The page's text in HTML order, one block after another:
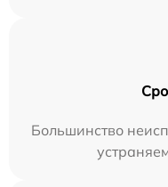
Большинство